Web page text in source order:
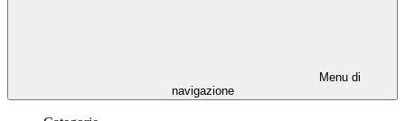
Menu di
navigazione